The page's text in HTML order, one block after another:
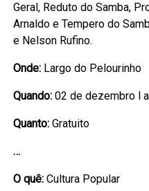
Geral, Reduto do Samba,
Arnaldo e Tempero do
e Nelson Rufino.
Onde: Largo do Pelourinho
Quando: 02 de dezembro l
Quanto: Gratuito
…
O quê: Cultura Popular